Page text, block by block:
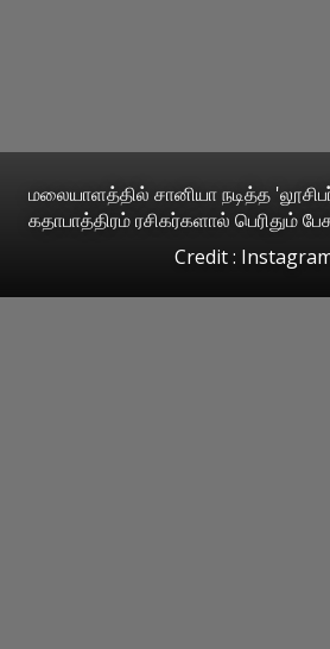
மலையாளத்தில் சானியா நடித்த
கதாபாத்திரம் ரசிகர்களால் பெரிதும்
Credit :